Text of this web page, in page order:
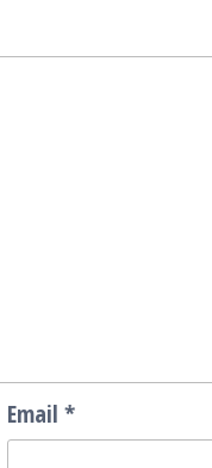
Email *